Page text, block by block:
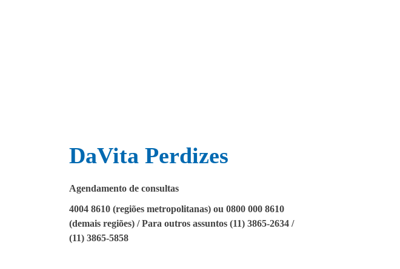
DaVita Perdizes
Agendamento de consultas
4004 8610 (regiões metropolitanas) ou 0800 000 8610
(demais regiões) / Para outros assuntos (11) 3865-2634 /
(11) 3865-5858